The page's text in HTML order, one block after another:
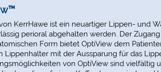
KerrHawe ist ein neuartiger Lippen- und
perioral abgehalten werden. Der
Form bietet OptiView dem
Lippenhalter mit der Aussparung für das
von OptiView sind vielfältig